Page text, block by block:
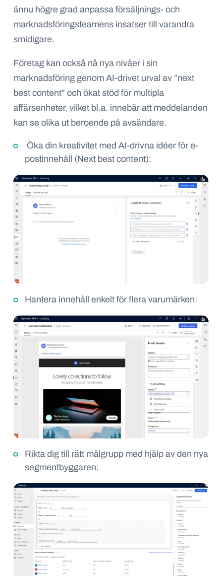
ännu högre grad anpassa försäljnings- och
marknadsföringsteamens insatser till varandra
smidigare.
Företag kan också nå nya nivåer i sin
marknadsföring genom AI-drivet urval av ”next
best content” och ökat stöd för multipla
affärsenheter, vilket bl.a. innebär att meddelanden
kan se olika ut beroende på avsändare.
Öka din kreativitet med AI-drivna idéer för e-
postinnehåll
(Next best content):
Hantera innehåll enkelt för flera varumärken:
Rikta dig till rätt målgrupp med hjälp av den nya
segmentbyggaren: